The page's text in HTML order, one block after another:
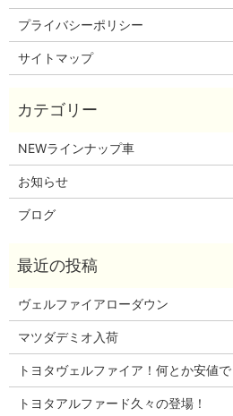
プライバシーポリシー
サイトマップ
NEWラインナップ車
お知らせ
ブログ
ヴェルファイアローダウン
マツダデミオ入荷
トヨタヴェルファイア！何とか安値
トヨタアルファード久々の登場！